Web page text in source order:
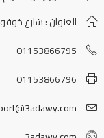
العنوان : شارع
01153866795
01153866796